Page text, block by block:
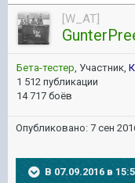
[W_AT]
Бета-тестер, Участник,
1 512 публикации
14 717 боёв
Опубликовано: 7 сен
В 07.09.2016 в